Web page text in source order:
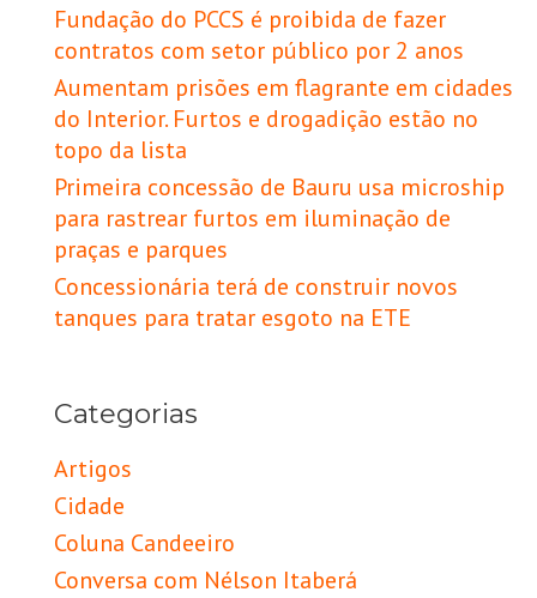
Fundação do PCCS é proibida de fazer
contratos com setor público por 2 anos
Aumentam prisões em flagrante em cidades
do Interior. Furtos e drogadição estão no
topo da lista
Primeira concessão de Bauru usa microship
para rastrear furtos em iluminação de
praças e parques
Concessionária terá de construir novos
tanques para tratar esgoto na ETE
Categorias
Artigos
Cidade
Coluna Candeeiro
Conversa com Nélson Itaberá